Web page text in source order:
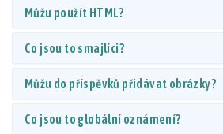
Můžu použít HTML?
Co jsou to smajlíci?
Můžu do příspěvků přidávat obrázky?
Co jsou to globální oznámení?